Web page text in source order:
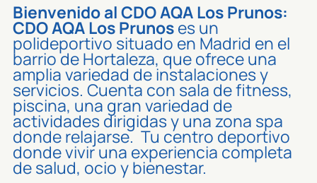
Bienvenido al CDO AQA Los Prunos:
CDO AQA Los Prunoses un
polideportivo situado en Madrid en el
barrio de Hortaleza, que ofrece una
amplia variedad de instalaciones y
servicios. Cuenta con sala de fitness,
piscina, una gran variedad de
actividades dirigidas y una zona spa
donde relajarse. Tu centro deportivo
donde vivir una experiencia completa
de salud, ocio y bienestar.